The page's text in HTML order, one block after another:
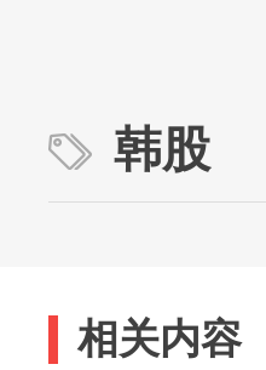
韩股
相关内容